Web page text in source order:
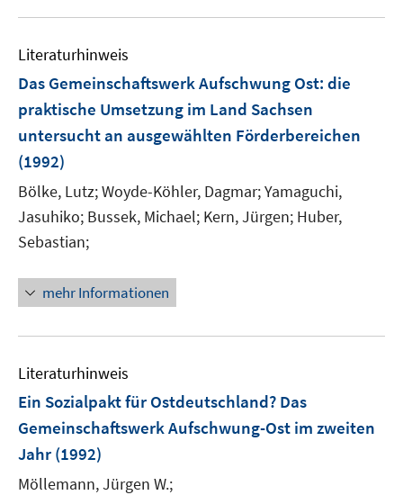
e
ö
n
e
n
Literaturhinweis
Das Gemeinschaftswerk Aufschwung Ost: die
praktische Umsetzung im Land Sachsen
untersucht an ausgewählten Förderbereichen
(1992)
Bölke, Lutz;Woyde-Köhler, Dagmar;Yamaguchi,
Jasuhiko; Bussek, Michael; Kern, Jürgen; Huber,
Sebastian;
mehr Informationen
Literaturhinweis
Ein Sozialpakt für Ostdeutschland? Das
Gemeinschaftswerk Aufschwung-Ost im zweiten
Jahr (1992)
Möllemann, Jürgen W.;